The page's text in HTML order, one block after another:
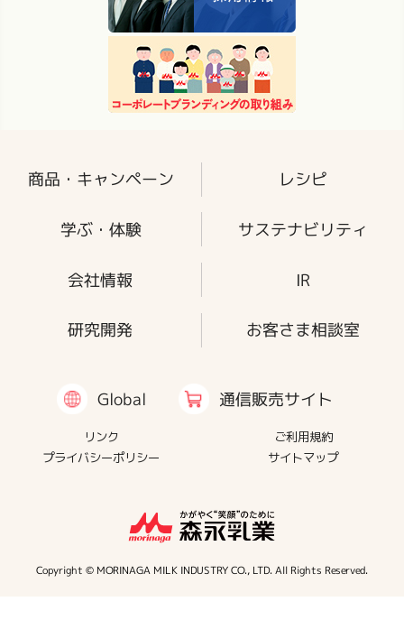
商品・キャンペーン レシピ
学ぶ・体験 サステナビリティ
会社情報 IR
研究開発 お客さま相談室
Global 通信販売サイト
リンク
ご利用規約
プライバシーポリシー
サイトマップ
Copyright © MORINAGA MILK INDUSTRY CO., LTD. All Rights Reserved.